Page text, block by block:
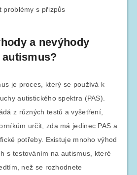
problémy s přizpůs
a nevýhody
je proces, který se používá k
autistického spektra (PAS).
z různých testů a vyšetření,
určit, zda má jedinec PAS a
potřeby. Existuje mnoho výhod
s testováním na autismus, které
než se rozhodnete